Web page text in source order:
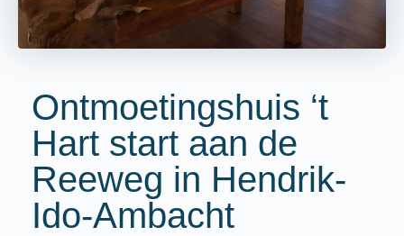
Ontmoetingshuis ‘t
Hart start aan de
Reeweg in Hendrik-
Ido-Ambacht